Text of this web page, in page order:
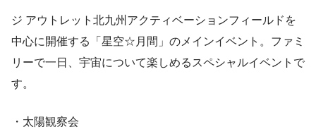
ジ アウトレット北九州アクティベーションフィールドを
中心に開催する「星空☆月間」のメインイベント。ファミ
リーで一日、宇宙について楽しめるスペシャルイベントで
す。
・太陽観察会